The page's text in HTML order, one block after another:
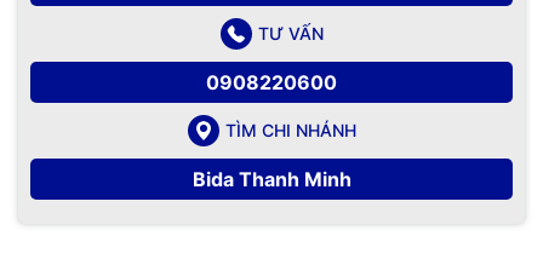
TƯ VẤN
0908220600
TÌM CHI NHÁNH
Bida Thanh Minh